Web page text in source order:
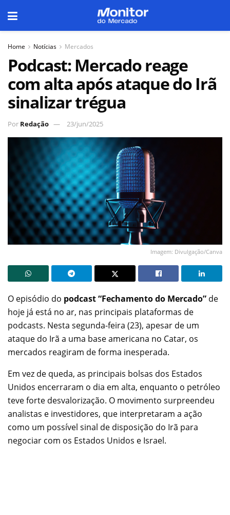
Home Notícias Mercados
Podcast: Mercado reage
com alta após ataque do Irã
sinalizar trégua
Por Redação 23/jun/2025
Imagem: Divulgação/Canva
O episódio do podcast “Fechamento do Mercado” de
hoje já está no ar, nas principais plataformas de
podcasts. Nesta segunda-feira (23), apesar de um
ataque do Irã a uma base americana no Catar, os
mercados reagiram de forma inesperada.
Em vez de queda, as principais bolsas dos Estados
Unidos encerraram o dia em alta, enquanto o petróleo
teve forte desvalorização. O movimento surpreendeu
analistas e investidores, que interpretaram a ação
como um possível sinal de disposição do Irã para
negociar com os Estados Unidos e Israel.